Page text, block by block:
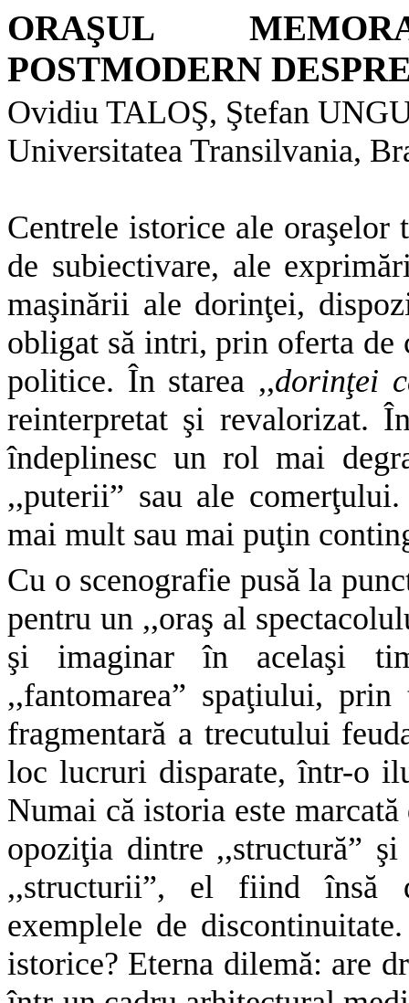
ORAŞUL
POSTMODERN
Ovidiu TALOŞ, Ştefan
Universitatea Transilvania,
Centrele istorice ale
de subiectivare, ale
maşinării ale dorinţei,
obligat să intri, prin oferta
politice. În starea ,,dorinţei
reinterpretat şi revalorizat.
îndeplinesc un rol mai
,,puterii” sau ale
mai mult sau mai puţin
Cu o scenografie pusă la
pentru un ,,oraş al
şi imaginar în acelaşi
,,fantomarea” spaţiului,
fragmentară a trecutului
loc lucruri disparate, într-o
Numai că istoria este
opoziţia dintre ,,structură”
,,structurii”, el fiind însă
exemplele de
istorice? Eterna dilemă: are